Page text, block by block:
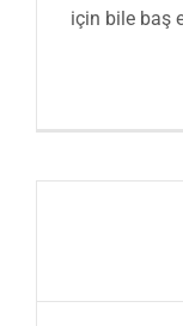
için bile baş